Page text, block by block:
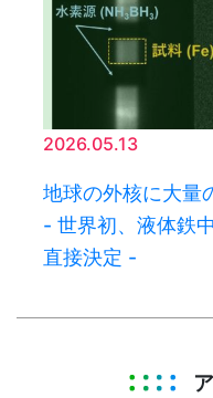
2026.05.13
地球の外核に大量
- 世界初、液体鉄
直接決定 -